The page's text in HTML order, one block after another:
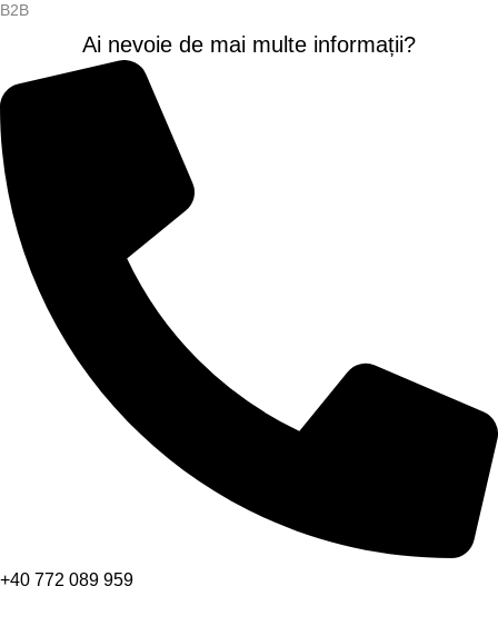
B2B
Ai nevoie de mai multe informații?
+40 772 089 959